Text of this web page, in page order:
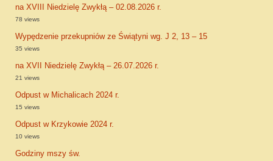
na XVIII Niedzielę Zwykłą – 02.08.2026 r.
78 views
Wypędzenie przekupniów ze Świątyni wg. J 2, 13 – 15
35 views
na XVII Niedzielę Zwykłą – 26.07.2026 r.
21 views
Odpust w Michalicach 2024 r.
15 views
Odpust w Krzykowie 2024 r.
10 views
Godziny mszy św.